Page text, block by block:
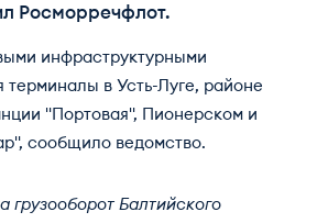
Росморречфлот.
инфраструктурными
терминалы в Усть-Луге, районе
"Портовая", Пионерском и
сообщило ведомство.
грузооборот Балтийского